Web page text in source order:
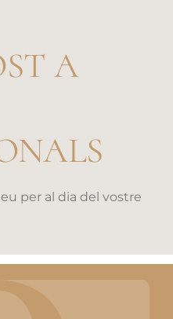
A
per al dia del vostre